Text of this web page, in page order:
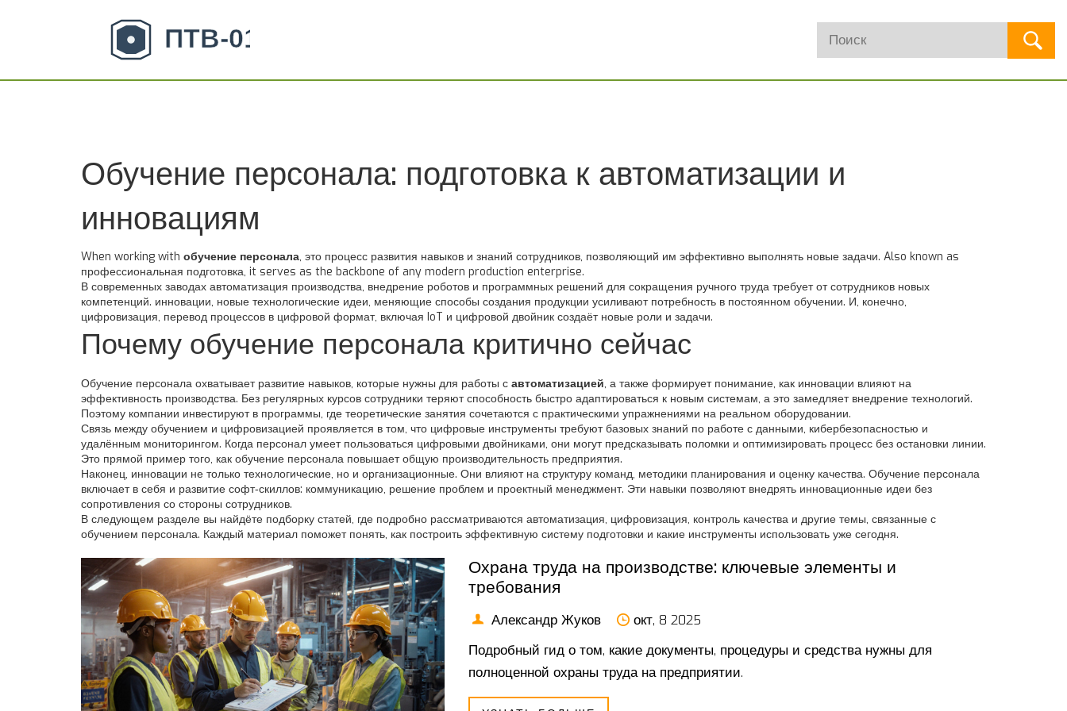
Обучение персонала: подготовка к автоматизации и
инновациям
When working with обучение персонала, это процесс развития навыков и знаний сотрудников, позволяющий им эффективно выполнять новые задачи. Also known as
профессиональная подготовка, it serves as the backbone of any modern production enterprise.
В современных заводах автоматизация производства, внедрение роботов и программных решений для сокращения ручного труда требует от сотрудников новых
компетенций. инновации, новые технологические идеи, меняющие способы создания продукции усиливают потребность в постоянном обучении. И, конечно,
цифровизация, перевод процессов в цифровой формат, включая IoT и цифровой двойник создаёт новые роли и задачи.
Почему обучение персонала критично сейчас
Обучение персонала охватывает развитие навыков, которые нужны для работы с автоматизацией, а также формирует понимание, как инновации влияют на
эффективность производства. Без регулярных курсов сотрудники теряют способность быстро адаптироваться к новым системам, а это замедляет внедрение технологий.
Поэтому компании инвестируют в программы, где теоретические занятия сочетаются с практическими упражнениями на реальном оборудовании.
Связь между обучением и цифровизацией проявляется в том, что цифровые инструменты требуют базовых знаний по работе с данными, кибербезопасностью и
удалённым мониторингом. Когда персонал умеет пользоваться цифровыми двойниками, они могут предсказывать поломки и оптимизировать процесс без остановки линии.
Это прямой пример того, как обучение персонала повышает общую производительность предприятия.
Наконец, инновации не только технологические, но и организационные. Они влияют на структуру команд, методики планирования и оценку качества. Обучение персонала
включает в себя и развитие софт‑скиллов: коммуникацию, решение проблем и проектный менеджмент. Эти навыки позволяют внедрять инновационные идеи без
сопротивления со стороны сотрудников.
В следующем разделе вы найдёте подборку статей, где подробно рассматриваются автоматизация, цифровизация, контроль качества и другие темы, связанные с
обучением персонала. Каждый материал поможет понять, как построить эффективную систему подготовки и какие инструменты использовать уже сегодня.
Охрана труда на производстве: ключевые элементы и
требования
Александр Жуков
окт, 8 2025
Подробный гид о том, какие документы, процедуры и средства нужны для
полноценной охраны труда на предприятии.